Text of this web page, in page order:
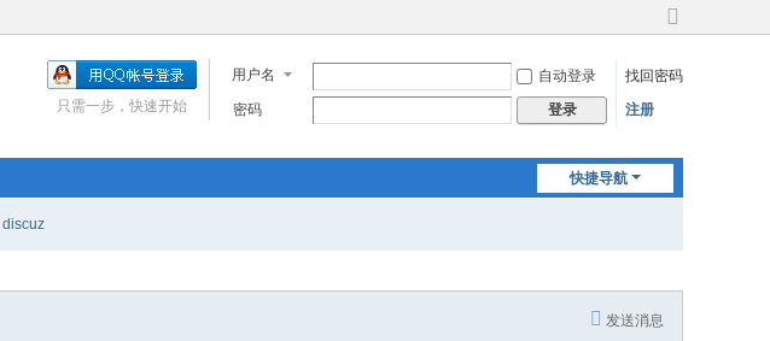
切
到
用户名 自动登录
找回密码
密码
登录 注册
只需一步，快速开始
快捷导航
discuz
发送消息